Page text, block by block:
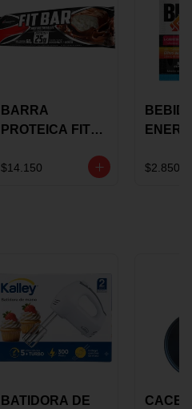
BARRA
PROTEICA FIT
GRS
$14.150
STACK 6G
$2.850
BATIDORA DE